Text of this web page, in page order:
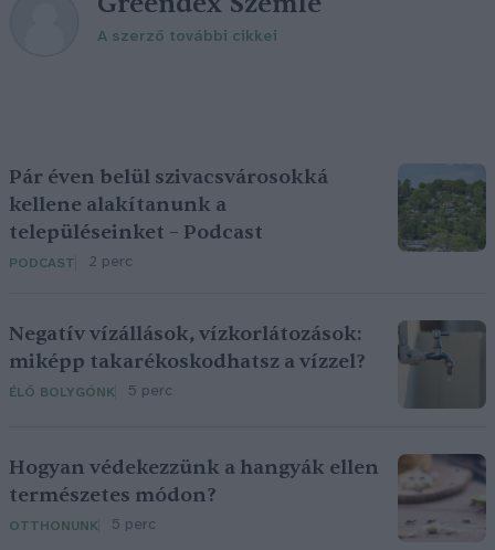
A szerző további cikkei
Pár éven belül szivacsvárosokká
kellene alakítanunk a
településeinket – Podcast
PODCAST 2 perc
Negatív vízállások, vízkorlátozások:
miképp takarékoskodhatsz a vízzel?
ÉLŐ BOLYGÓNK 5 perc
Hogyan védekezzünk a hangyák ellen
természetes módon?
OTTHONUNK 5 perc